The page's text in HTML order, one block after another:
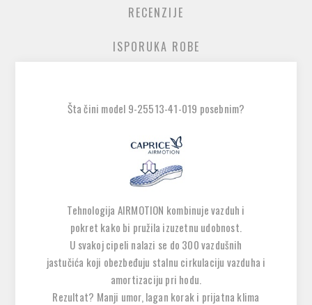
RECENZIJE
ISPORUKA ROBE
Šta čini model 9-25513-41-019 posebnim?
Tehnologija AIRMOTION kombinujevazduh i
pokret kako bi pružila izuzetnu udobnost.
U svakoj cipeli nalazi se do 300 vazdušnih
jastučića koji obezbeđuju stalnu cirkulaciju vazduha i
amortizaciju pri hodu.
Rezultat? Manji umor, lagan korak i prijatna klima